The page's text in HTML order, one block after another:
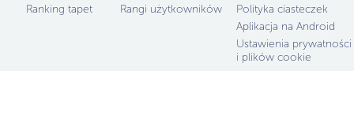
Ranking tapet
Rangi użytkowników
Polityka ciasteczek
Aplikacja na Android
Ustawienia prywatności
i plików cookie